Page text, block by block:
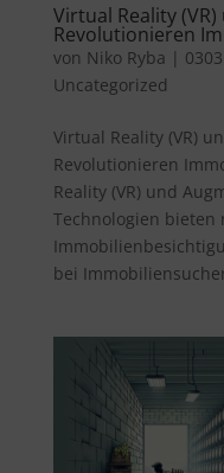
Virtual Reality
Revolutionieren
von Niko Ryba |
Uncategorized
Virtual Reality (VR)
Revolutionieren
Reality (VR) und
Technologien
bei